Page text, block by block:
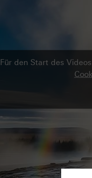
Für den Start des